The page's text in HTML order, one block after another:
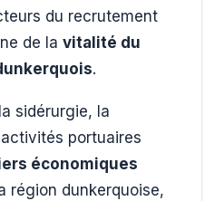
du recrutement
de la vitalité du
.
sidérurgie, la
portuaires
économiques
région dunkerquoise,